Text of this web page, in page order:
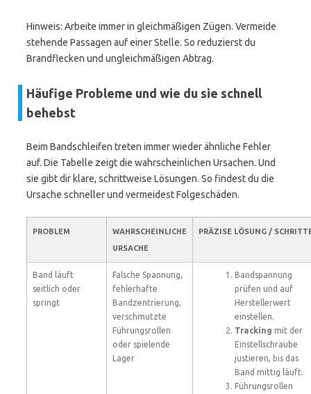
Hinweis: Arbeite immer in gleichmäßigen Zügen. Vermeide
stehende Passagen auf einer Stelle. So reduzierst du
Brandflecken und ungleichmäßigen Abtrag.
Häufige Probleme und wie du sie schnell
behebst
Beim Bandschleifen treten immer wieder ähnliche Fehler
auf. Die Tabelle zeigt die wahrscheinlichen Ursachen. Und
sie gibt dir klare, schrittweise Lösungen. So findest du die
Ursache schneller und vermeidest Folgeschäden.
PROBLEM
WAHRSCHEINLICHE
URSACHE
PRÄZISE LÖSUNG /
Band läuft
seitlich oder
springt
Falsche Spannung,
fehlerhafte
Bandzentrierung,
verschmutzte
Führungsrollen
oder spielende
Lager
Bandspannung
prüfen und auf
Herstellerwert
einstellen.
Tracking mit der
Einstellschraube
justieren, bis das
Band mittig läuft.
Führungsrollen